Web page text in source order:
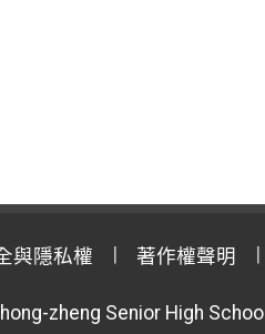
與隱私權 著作權聲明
zheng Senior High School